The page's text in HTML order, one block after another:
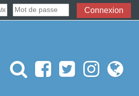
Connexion